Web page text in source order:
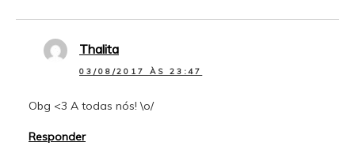
Thalita
03/08/2017 ÀS 23:47
Obg <3 A todas nós! \o/
Responder